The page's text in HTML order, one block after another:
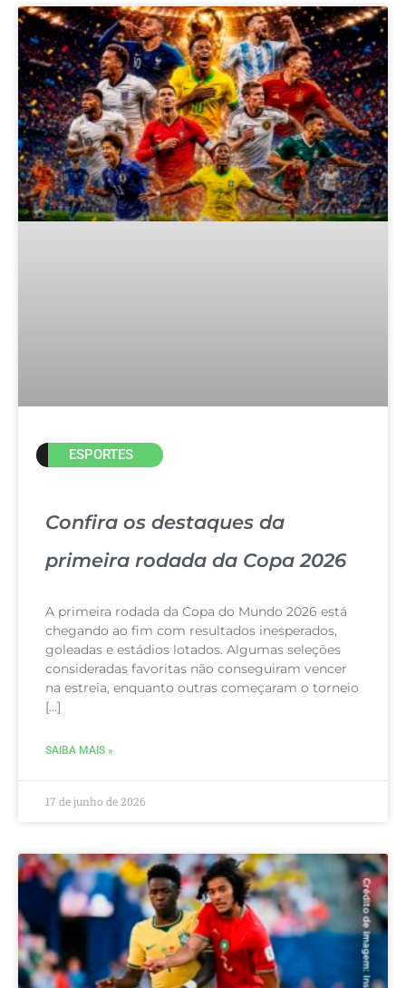
ESPORTES
Confira os destaques da
primeira rodada da Copa 2026
A primeira rodada da Copa do Mundo 2026 está
chegando ao fim com resultados inesperados,
goleadas e estádios lotados. Algumas seleções
consideradas favoritas não conseguiram vencer
na estreia, enquanto outras começaram o torneio
[…]
SAIBA MAIS »
17 de junho de 2026